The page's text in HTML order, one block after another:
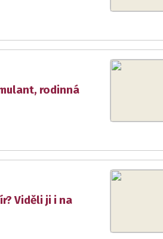
rodinná
Viděli ji i na